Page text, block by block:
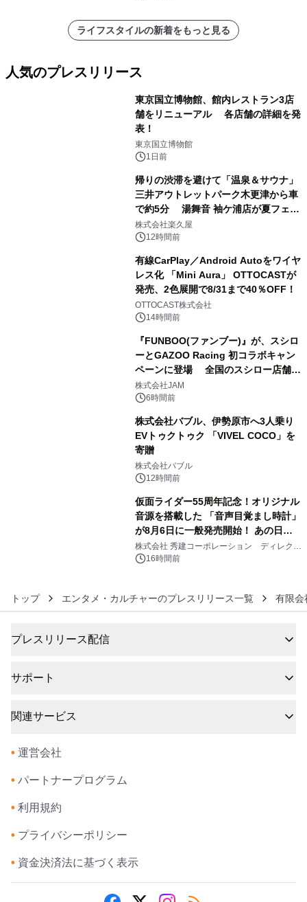
ライフスタイルの新着をもっと見る
人気のプレスリリース
東京国立博物館、館内レストラン3店
舗をリニューアル 各店舗の詳細を発
表！
東京国立博物館
1日前
帰りの渋滞を避けて「温泉＆サウナ」
三井アウトレットパーク木更津から車
で約5分 湯舞音 袖ケ浦店が夏フェア
メニューを提供
株式会社楽久屋
12時間前
有線CarPlay／Android Autoをワイヤ
レス化 「Mini Aura」 OTTOCASTが
発売、2色展開で8/31まで40％OFF！
OTTOCAST株式会社
14時間前
『FUNBOO(ファンブー)』が、スシロ
ーとGAZOO Racing 初コラボキャン
ペーンに登場 全国のスシロー店舗で
GR 4車種の FUNBOO(ミニカー)付き
メニューが展開されます
株式会社JAM
6時間前
株式会社バブル、伊勢原市へ3人乗り
EVトゥクトゥク 「VIVEL COCO」を
寄贈
株式会社バブル
12時間前
仮面ライダー55周年記念！オリジナル
音源を搭載した 「音声目覚まし時計」
が8月6日に一般発売開始！ あの日の
大興奮が今甦る
株式会社 秀建コーポレーション ディレクト
アートギャラリー
16時間前
トップ エンタメ・カルチャーのプレスリリース一覧 有限会
プレスリリース配信
サポート
関連サービス
• 運営会社
• パートナープログラム
• 利用規約
• プライバシーポリシー
• 資金決済法に基づく表示